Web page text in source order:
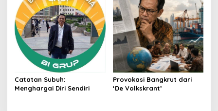
Catatan Subuh:
Menghargai Diri Sendiri
Provokasi Bangkrut dari
‘De Volkskrant’